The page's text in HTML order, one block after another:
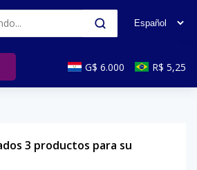
G$ 6.000 R$ 5,25
3 productos para su